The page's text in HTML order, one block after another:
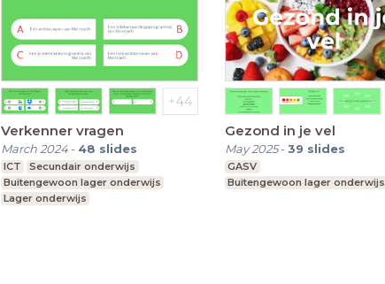
Verkenner vragen
March 2024- 48 slides
ICT
Secundair onderwijs
Buitengewoon lager onderwijs
Lager onderwijs
Gezond in je vel
May 2025-39 slides
GASV
Buitengewoon lager onderwijs